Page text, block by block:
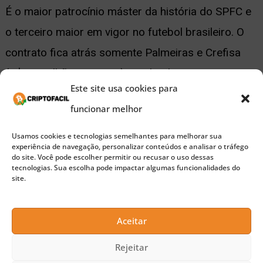
Este site usa cookies para
funcionar melhor
Usamos cookies e tecnologias semelhantes para melhorar sua
experiência de navegação, personalizar conteúdos e analisar o tráfego
do site. Você pode escolher permitir ou recusar o uso dessas
tecnologias. Sua escolha pode impactar algumas funcionalidades do
site.
Aceitar
Rejeitar
É o maior patrocínio máster da história do SPFC e
o terceiro maior em vigor no futebol brasileiro. O
contrato fica atrás somente Palmeiras e Crefisa
(R$ 81 milhões por ano) e o do Flamengo com o
banco BRB (R$ 32 milhões por ano).